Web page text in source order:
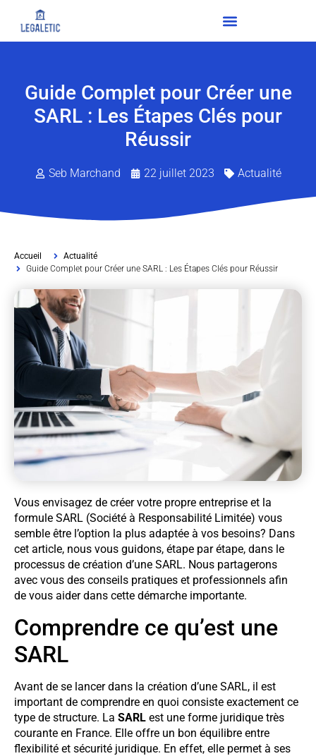
Guide Complet pour Créer une
SARL : Les Étapes Clés pour
Réussir
Seb Marchand 22 juillet 2023 Actualité
Accueil
Actualité
Guide Complet pour Créer une SARL : Les Étapes Clés pour Réussir
Vous envisagez de créer votre propre entreprise et la
formule SARL (Société à Responsabilité Limitée) vous
semble être l’option la plus adaptée à vos besoins? Dans
cet article, nous vous guidons, étape par étape, dans le
processus de création d’une SARL. Nous partagerons
avec vous des conseils pratiques et professionnels afin
de vous aider dans cette démarche importante.
Comprendre ce qu’est une
SARL
Avant de se lancer dans la création d’une SARL, il est
important de comprendre en quoi consiste exactement ce
type de structure. La SARL est une forme juridique très
courante en France. Elle offre un bon équilibre entre
flexibilité et sécurité juridique. En effet, elle permet à ses